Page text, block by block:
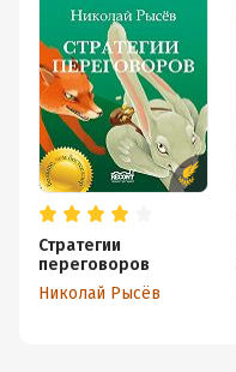
Стратегии
переговоров
Николай Рысёв